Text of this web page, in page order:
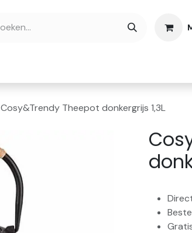
Cosy&Trendy Theepot donkergrijs 1,3L